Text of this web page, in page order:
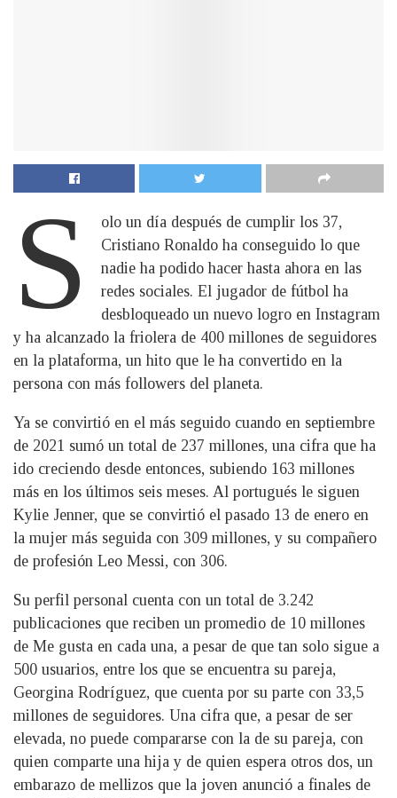
S
olo un día después de cumplir los 37,
Cristiano Ronaldo ha conseguido lo que
nadie ha podido hacer hasta ahora en las
redes sociales. El jugador de fútbol ha
desbloqueado un nuevo logro en Instagram
y ha alcanzado la friolera de 400 millones de seguidores
en la plataforma, un hito que le ha convertido en la
persona con más followers del planeta.
Ya se convirtió en el más seguido cuando en septiembre
de 2021 sumó un total de 237 millones, una cifra que ha
ido creciendo desde entonces, subiendo 163 millones
más en los últimos seis meses. Al portugués le siguen
Kylie Jenner, que se convirtió el pasado 13 de enero en
la mujer más seguida con 309 millones, y su compañero
de profesión Leo Messi, con 306.
Su perfil personal cuenta con un total de 3.242
publicaciones que reciben un promedio de 10 millones
de Me gusta en cada una, a pesar de que tan solo sigue a
500 usuarios, entre los que se encuentra su pareja,
Georgina Rodríguez, que cuenta por su parte con 33,5
millones de seguidores. Una cifra que, a pesar de ser
elevada, no puede compararse con la de su pareja, con
quien comparte una hija y de quien espera otros dos, un
embarazo de mellizos que la joven anunció a finales de